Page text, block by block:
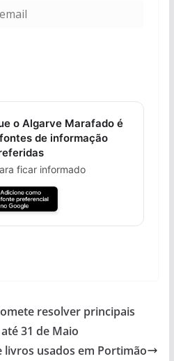
o Algarve Marafado é
de informação
ficar informado
resolver principais
31 de Maio
livros usados em Portimão